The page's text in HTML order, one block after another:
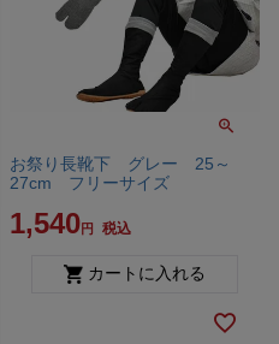
お祭り長靴下 グレー 25～
27cm フリーサイズ
1,540 税込
カートに入れる